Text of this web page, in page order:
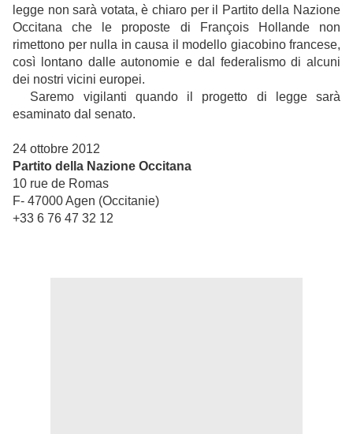
legge non sarà votata, è chiaro per il Partito della Nazione
Occitana che le proposte di François Hollande non
rimettono per nulla in causa il modello giacobino francese,
così lontano dalle autonomie e dal federalismo di alcuni
dei nostri vicini europei.
Saremo vigilanti quando il progetto di legge sarà
esaminato dal senato.
24 ottobre 2012
Partito della Nazione Occitana
10 rue de Romas
F- 47000 Agen (Occitanie)
+33 6 76 47 32 12